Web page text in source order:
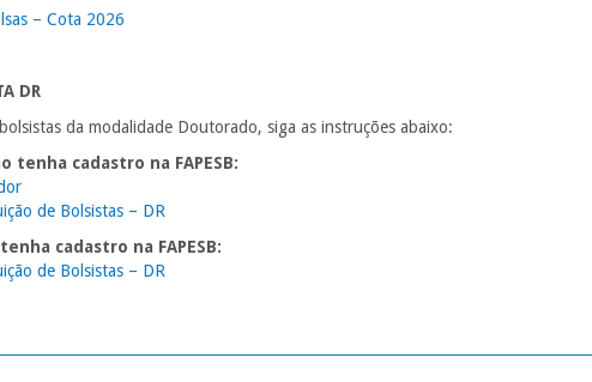
– Cota 2026
DR
da modalidade Doutorado, siga as instruções abaixo:
tenha cadastro na FAPESB:
de Bolsistas – DR
cadastro na FAPESB:
de Bolsistas – DR